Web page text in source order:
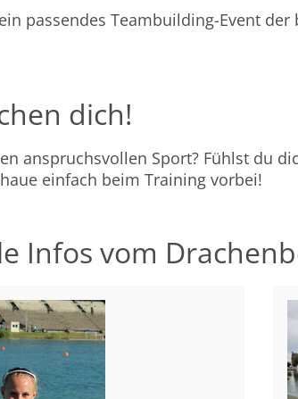
passendes Teambuilding-Event der
dich!
anspruchsvollen Sport? Fühlst du
einfach beim Training vorbei!
Infos vom